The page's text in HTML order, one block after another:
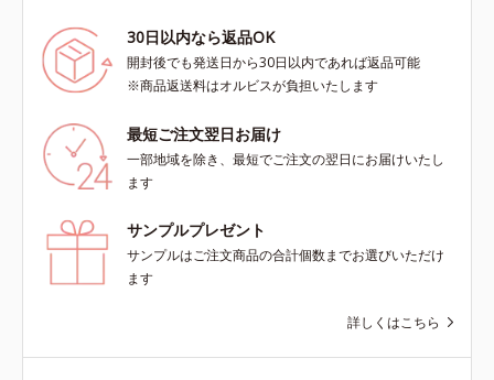
30日以内なら返品OK
開封後でも発送日から30日以内であれば返品可能
※商品返送料はオルビスが負担いたします
最短ご注文翌日お届け
一部地域を除き、最短でご注文の翌日にお届けいたし
ます
サンプルプレゼント
サンプルはご注文商品の合計個数までお選びいただけ
ます
詳しくはこちら